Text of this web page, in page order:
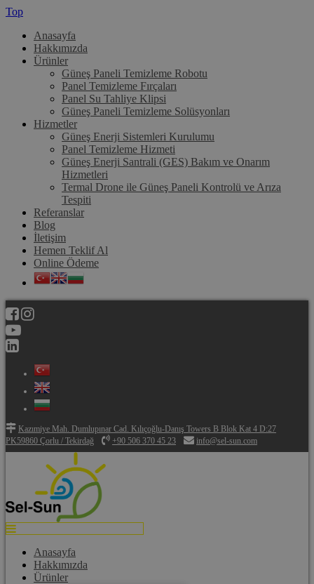
Top
Anasayfa
Hakkımızda
Ürünler
Güneş Paneli Temizleme Robotu
Panel Temizleme Fırçaları
Panel Su Tahliye Klipsi
Güneş Paneli Temizleme Solüsyonları
Hizmetler
Güneş Enerji Sistemleri Kurulumu
Panel Temizleme Hizmeti
Güneş Enerji Santrali (GES) Bakım ve Onarım
Hizmetleri
Termal Drone ile Güneş Paneli Kontrolü ve Arıza
Tespiti
Referanslar
Blog
İletişim
Hemen Teklif Al
Online Ödeme
Kazımiye Mah. Dumlupınar Cad. Kılıçoğlu-Danış Towers B Blok Kat 4 D:27
PK59860 Çorlu / Tekirdağ
+90 506 370 45 23 info@sel-sun.com
Anasayfa
Hakkımızda
Ürünler